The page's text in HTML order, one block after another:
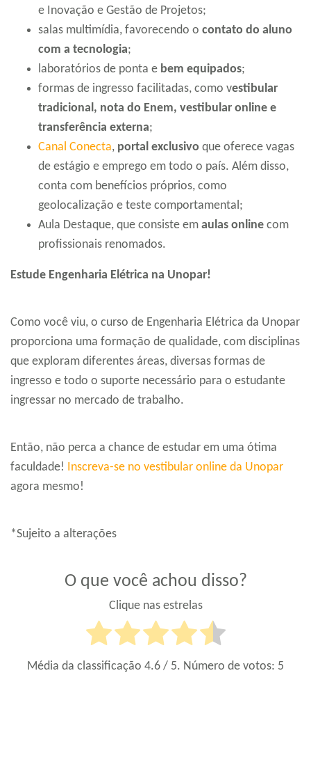
e Inovação e Gestão de Projetos;
salas multimídia, favorecendo o contato do aluno
com a tecnologia;
laboratórios de ponta e bem equipados;
formas de ingresso facilitadas, como vestibular
tradicional, nota do Enem, vestibular online e
transferência externa;
Canal Conecta, portal exclusivo que oferece vagas
de estágio e emprego em todo o país. Além disso,
conta com benefícios próprios, como
geolocalização e teste comportamental;
Aula Destaque, que consiste em aulas online com
profissionais renomados.
Estude Engenharia Elétrica na Unopar!
Como você viu, o curso de Engenharia Elétrica da Unopar
proporciona uma formação de qualidade, com disciplinas
que exploram diferentes áreas, diversas formas de
ingresso e todo o suporte necessário para o estudante
ingressar no mercado de trabalho.
Então, não perca a chance de estudar em uma ótima
faculdade! Inscreva-se no vestibular online da Unopar
agora mesmo!
*Sujeito a alterações
O que você achou disso?
Clique nas estrelas
Média da classificação 4.6 / 5. Número de votos: 5